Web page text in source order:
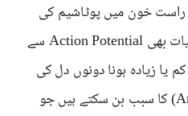
راست خون میں پوٹاشیم کی
سطح پر ہے کیونکہ دل کے خلیات بھی Action Potential سے
یا زیادہ ہونا دونوں دل کی
بے ترتیب دھڑکن (Arrhythmia) کا سبب بن سکتے ہیں جو